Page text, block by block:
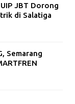
JBT Dorong
di Salatiga
Semarang